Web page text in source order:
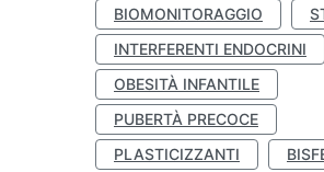
BIOMONITORAGGIO
INTERFERENTI ENDOCRINI
OBESITÀ INFANTILE
PUBERTÀ PRECOCE
PLASTICIZZANTI